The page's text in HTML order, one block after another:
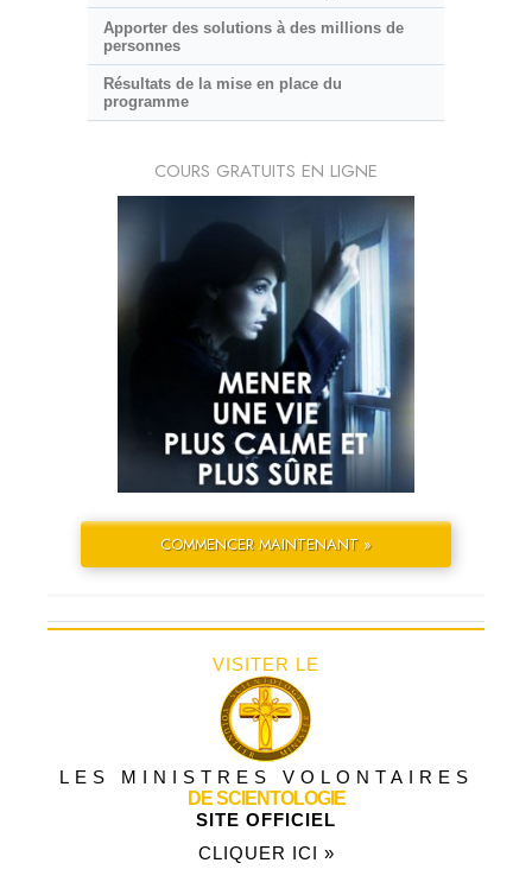
Apporter des solutions à des millions de
personnes
Résultats de la mise en place du
programme
COURS GRATUITS EN LIGNE
COMMENCER MAINTENANT »
VISITER LE
LES MINISTRES VOLONTAIRES
DE SCIENTOLOGIE
SITE OFFICIEL
CLIQUER ICI »